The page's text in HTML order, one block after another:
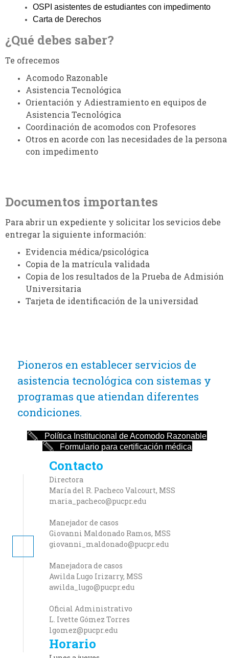
OSPI asistentes de estudiantes con impedimento
Carta de Derechos
¿Qué debes saber?
Te ofrecemos
Acomodo Razonable
Asistencia Tecnológica
Orientación y Adiestramiento en equipos de
Asistencia Tecnológica
Coordinación de acomodos con Profesores
Otros en acorde con las necesidades de la persona
con impedimento
Documentos importantes
Para abrir un expediente y solicitar los sevicios debe
entregar la siguiente información:
Evidencia médica/psicológica
Copia de la matrícula validada
Copia de los resultados de la Prueba de Admisión
Universitaria
Tarjeta de identificación de la universidad
Pioneros en establecer servicios de
asistencia tecnológica con sistemas y
programas que atiendan diferentes
condiciones.
Política Institucional de Acomodo Razonable
Formulario para certificación médica
Contacto
Directora
María del R. Pacheco Valcourt, MSS
maria_pacheco@pucpr.edu
Manejador de casos
Giovanni Maldonado Ramos, MSS
giovanni_maldonado@pucpr.edu
Manejadora de casos
Awilda Lugo Irizarry, MSS
awilda_lugo@pucpr.edu
Oficial Administrativo
L. Ivette Gómez Torres
lgomez@pucpr.edu
Horario